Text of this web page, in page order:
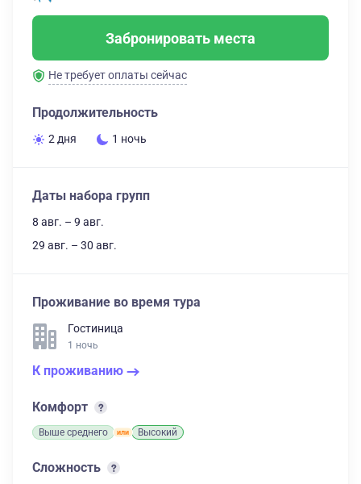
Забронировать места
Не требует оплаты сейчас
Продолжительность
2 дня 1 ночь
Даты набора групп
8 авг. – 9 авг.
29 авг. – 30 авг.
Проживание во время тура
Гостиница
1 ночь
К проживанию
Комфорт
Выше среднего Высокий
Сложность